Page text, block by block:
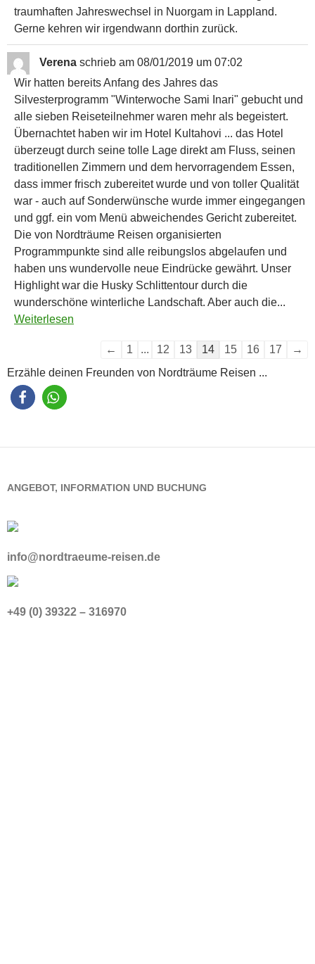
traumhaften Jahreswechsel in Nuorgam in Lappland.
Gerne kehren wir irgendwann dorthin zurück.
Verena schrieb am 08/01/2019 um 07:02
Wir hatten bereits Anfang des Jahres das
Silvesterprogramm "Winterwoche Sami Inari" gebucht und
alle sieben Reiseteilnehmer waren mehr als begeistert.
Übernachtet haben wir im Hotel Kultahovi ... das Hotel
überzeugt durch seine tolle Lage direkt am Fluss, seinen
traditionellen Zimmern und dem hervorragendem Essen,
dass immer frisch zubereitet wurde und von toller Qualität
war - auch auf Sonderwünsche wurde immer eingegangen
und ggf. ein vom Menü abweichendes Gericht zubereitet.
Die von Nordträume Reisen organisierten
Programmpunkte sind alle reibungslos abgelaufen und
haben uns wundervolle neue Eindrücke gewährt. Unser
Highlight war die Husky Schlittentour durch die
wunderschöne winterliche Landschaft. Aber auch die...
Weiterlesen
Navigation
der
← 1 ... 12 13 14 15 16 17
→
Erzähle deinen Freunden von Nordträume Reisen ...
ANGEBOT, INFORMATION UND BUCHUNG
info@nordtraeume-reisen.de
+49 (0) 39322 – 316970